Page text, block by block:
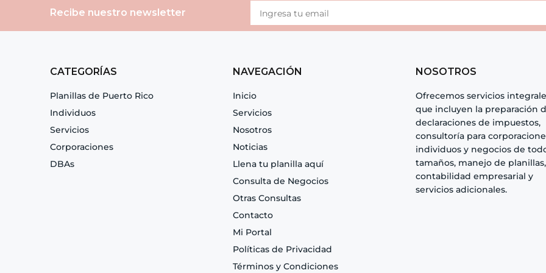
Recibe nuestro newsletter
CATEGORÍAS
Planillas de Puerto Rico
Individuos
Servicios
Corporaciones
DBAs
NAVEGACIÓN
Inicio
Servicios
Nosotros
Noticias
Llena tu planilla aquí
Consulta de Negocios
Otras Consultas
Contacto
Mi Portal
Políticas de Privacidad
Términos y Condiciones
NOSOTROS
Ofrecemos servicios
que incluyen la preparación
declaraciones de impuestos,
consultoría para
individuos y negocios de
tamaños, manejo de planillas,
contabilidad empresarial y
servicios adicionales.